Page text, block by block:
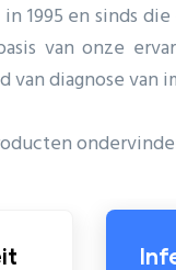
1995 en sinds
van onze
diagnose van
Infectie ziekten